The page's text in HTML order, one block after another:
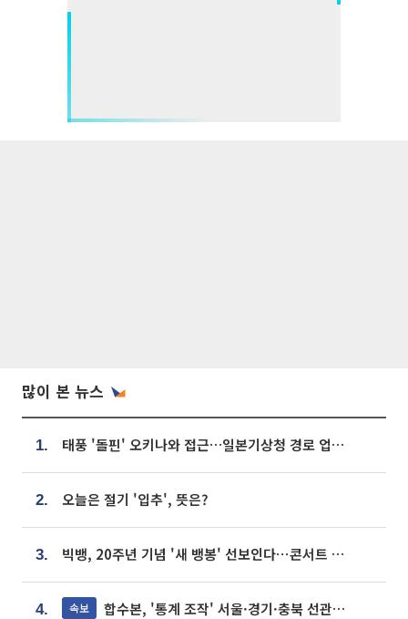
많이 본 뉴스
1. 태풍 '돌핀' 오키나와 접근…일본기상청 경로 업데이트
2. 오늘은 절기 '입추', 뜻은?
3. 빅뱅, 20주년 기념 '새 뱅봉' 선보인다⋯콘서트 앞두고 팝업 개최
4. 속보 합수본, '통계 조작' 서울·경기·충북 선관위 등 추가 압수수색